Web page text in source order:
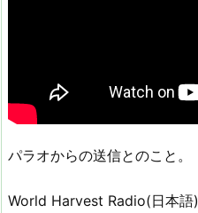
パラオからの送信とのこと。
World Harvest Radio(日本語)